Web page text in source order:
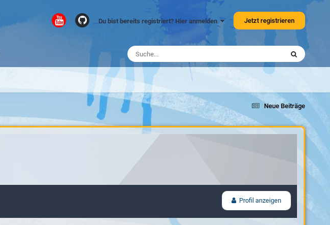
Du bist bereits registriert? Hier anmelden Jetzt registrieren
Neue Beiträge
Profil anzeigen